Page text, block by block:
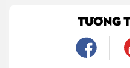
là một mối tình, mà là một người luôn
TƯƠNG